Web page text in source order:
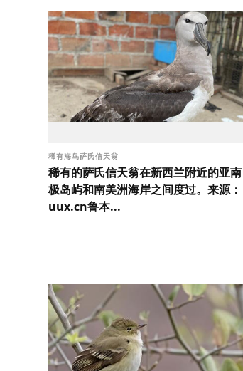
稀有海鸟萨氏信天翁
稀有的萨氏信天翁在新西兰附近的亚南
极岛屿和南美洲海岸之间度过。来源：
uux.cn鲁本...